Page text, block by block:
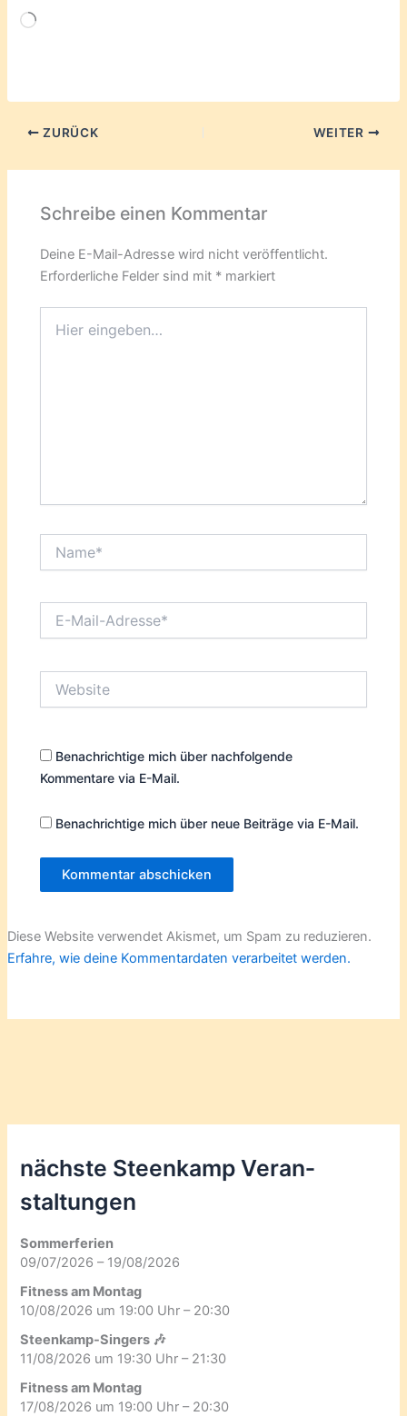
Wird
ZURÜCK WEITER
Schreibe einen Kommentar
Deine E-Mail-Adresse wird nicht veröffentlicht.
Erforderliche Felder sind mit * markiert
eingeben…
Mail-
Benachrichtige mich über nachfolgende
Kommentare via E-Mail.
Benachrichtige mich über neue Beiträge via E-Mail.
Diese Website verwendet Akismet, um Spam zu reduzieren.
Erfahre, wie deine Kommentardaten verarbeitet werden.
nächste Steenkamp Veran­
staltungen
Sommerferien
09/07/2026 – 19/08/2026
Fitness am Montag
10/08/2026 um 19:00 Uhr – 20:30
Steenkamp-Singers 🎶
11/08/2026 um 19:30 Uhr – 21:30
Fitness am Montag
17/08/2026 um 19:00 Uhr – 20:30